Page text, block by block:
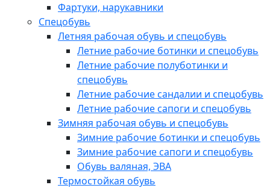
Фартуки, нарукавники
Спецобувь
Летняя рабочая обувь и спецобувь
Летние рабочие ботинки и спецобувь
Летние рабочие полуботинки и
спецобувь
Летние рабочие сандалии и спецобувь
Летние рабочие сапоги и спецобувь
Зимняя рабочая обувь и спецобувь
Зимние рабочие ботинки и спецобувь
Зимние рабочие сапоги и спецобувь
Обувь валяная, ЭВА
Термостойкая обувь